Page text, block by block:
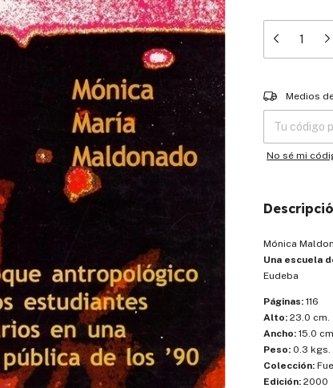
Entregas para
Medios
No sé mi
Mónica
Una escuela
Eudeba
Páginas: 116
Alto: 23.0 cm.
Ancho: 15.0
Peso: 0.3 kgs.
Colección:
Edición: 2000